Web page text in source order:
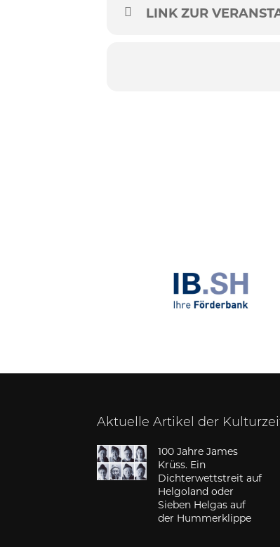
LINK ZUR
Aktuelle Artikel der
100 Jahre James
Krüss. Ein
Dichterwettstreit auf
Helgoland oder
Sieben Helgas auf
der Hummerklippe